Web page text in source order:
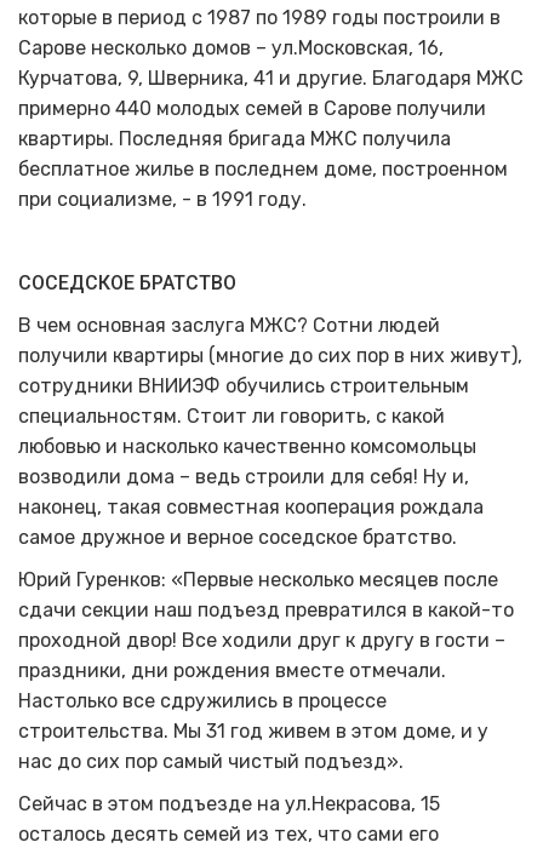
которые в период с 1987 по 1989 годы построили в
Сарове несколько домов – ул.Московская, 16,
Курчатова, 9, Шверника, 41 и другие. Благодаря МЖС
примерно 440 молодых семей в Сарове получили
квартиры. Последняя бригада МЖС получила
бесплатное жилье в последнем доме, построенном
при социализме, - в 1991 году.
СОСЕДСКОЕ БРАТСТВО
В чем основная заслуга МЖС? Сотни людей
получили квартиры (многие до сих пор в них живут),
сотрудники ВНИИЭФ обучились строительным
специальностям. Стоит ли говорить, с какой
любовью и насколько качественно комсомольцы
возводили дома – ведь строили для себя! Ну и,
наконец, такая совместная кооперация рождала
самое дружное и верное соседское братство.
Юрий Гуренков: «Первые несколько месяцев после
сдачи секции наш подъезд превратился в какой-то
проходной двор! Все ходили друг к другу в гости –
праздники, дни рождения вместе отмечали.
Настолько все сдружились в процессе
строительства. Мы 31 год живем в этом доме, и у
нас до сих пор самый чистый подъезд».
Сейчас в этом подъезде на ул.Некрасова, 15
осталось десять семей из тех, что сами его